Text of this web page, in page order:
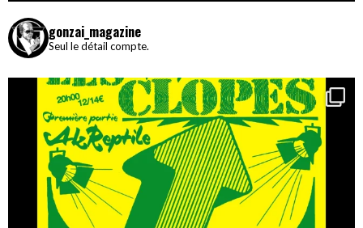
gonzai_magazine
Seul le détail compte.